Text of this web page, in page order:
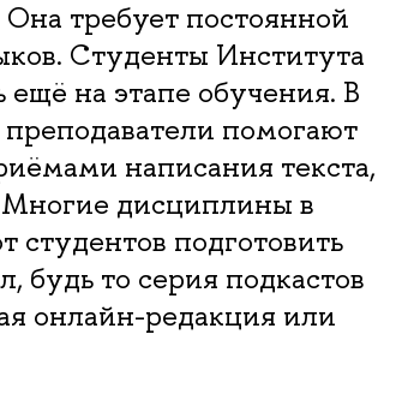
требует постоянной
Студенты Института
на этапе обучения. В
помогают
написания текста,
Многие дисциплины в
студентов подготовить
будь то серия подкастов
онлайн-редакция или